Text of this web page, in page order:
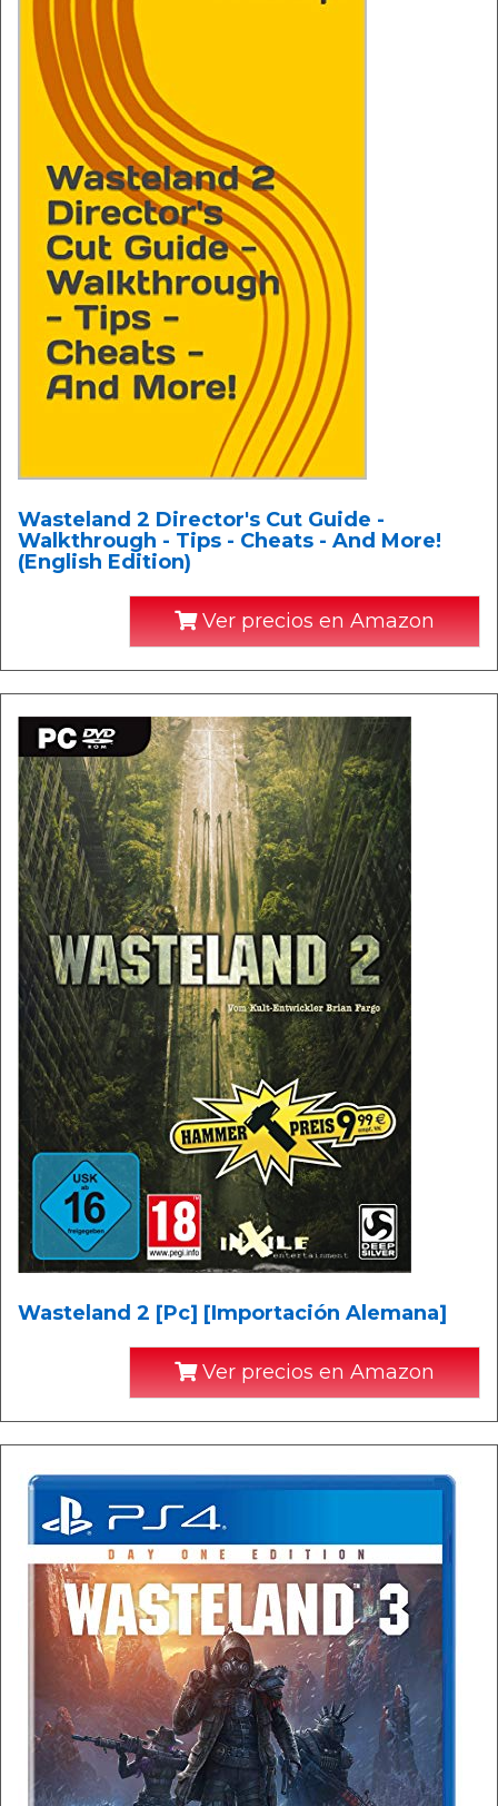
Wasteland 2 Director's Cut Guide -
Walkthrough - Tips - Cheats - And More!
(English Edition)
Ver precios en Amazon
Wasteland 2 [Pc] [Importación Alemana]
Ver precios en Amazon